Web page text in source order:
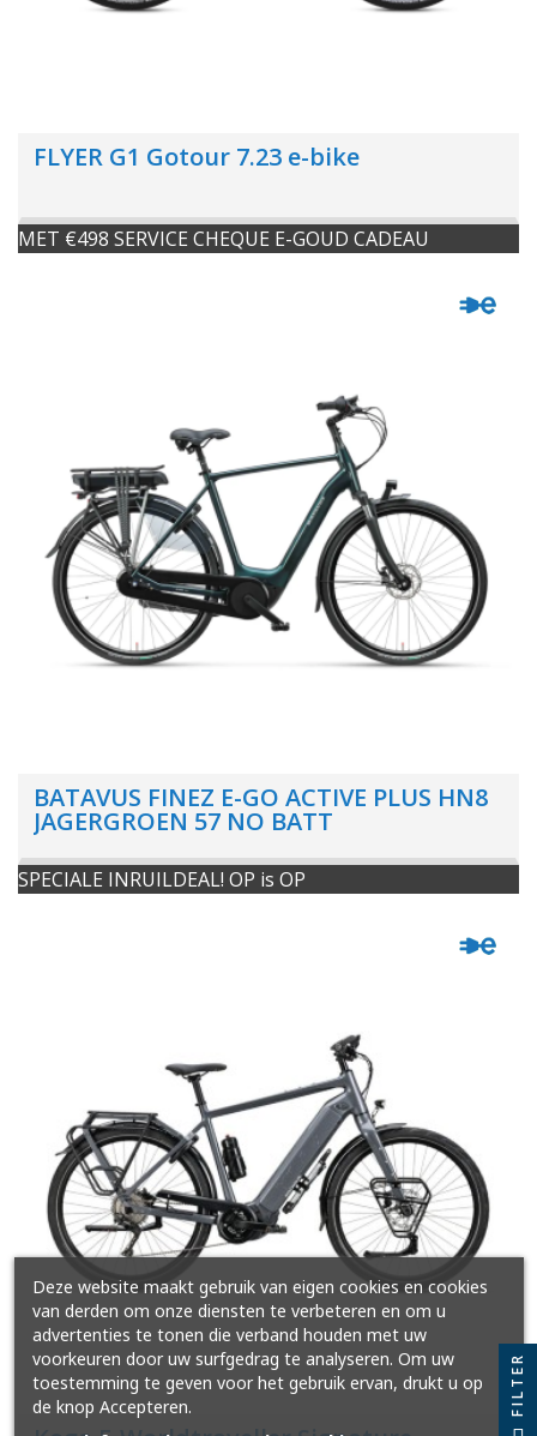
FLYER G1 Gotour 7.23 e-bike
MET €498 SERVICE CHEQUE E-GOUD CADEAU
BATAVUS FINEZ E-GO ACTIVE PLUS HN8
JAGERGROEN 57 NO BATT
SPECIALE INRUILDEAL! OP is OP
Deze website maakt gebruik van eigen cookies en cookies
van derden om onze diensten te verbeteren en om u
advertenties te tonen die verband houden met uw
voorkeuren door uw surfgedrag te analyseren. Om uw
toestemming te geven voor het gebruik ervan, drukt u op
de knop Accepteren.
FILTER